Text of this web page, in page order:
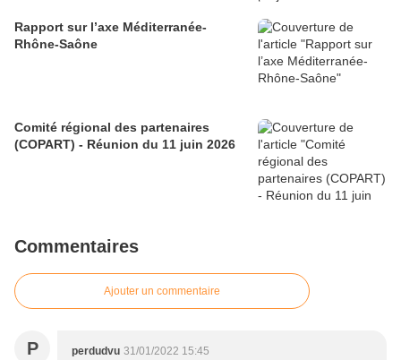
Rapport sur l’axe Méditerranée-
Rhône-Saône
Comité régional des partenaires
(COPART) - Réunion du 11 juin 2026
Commentaires
Ajouter un commentaire
P perdudvu 31/01/2022 15:45